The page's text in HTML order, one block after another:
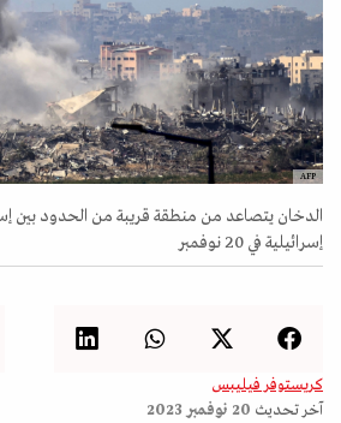
AFP
الدخان يتصاعد من منطقة قريبة من الحدود بين
إسرائيلية في 20 نوفمبر
كريستوفر فيليبس
آخر تحديث 20 نوفمبر 2023